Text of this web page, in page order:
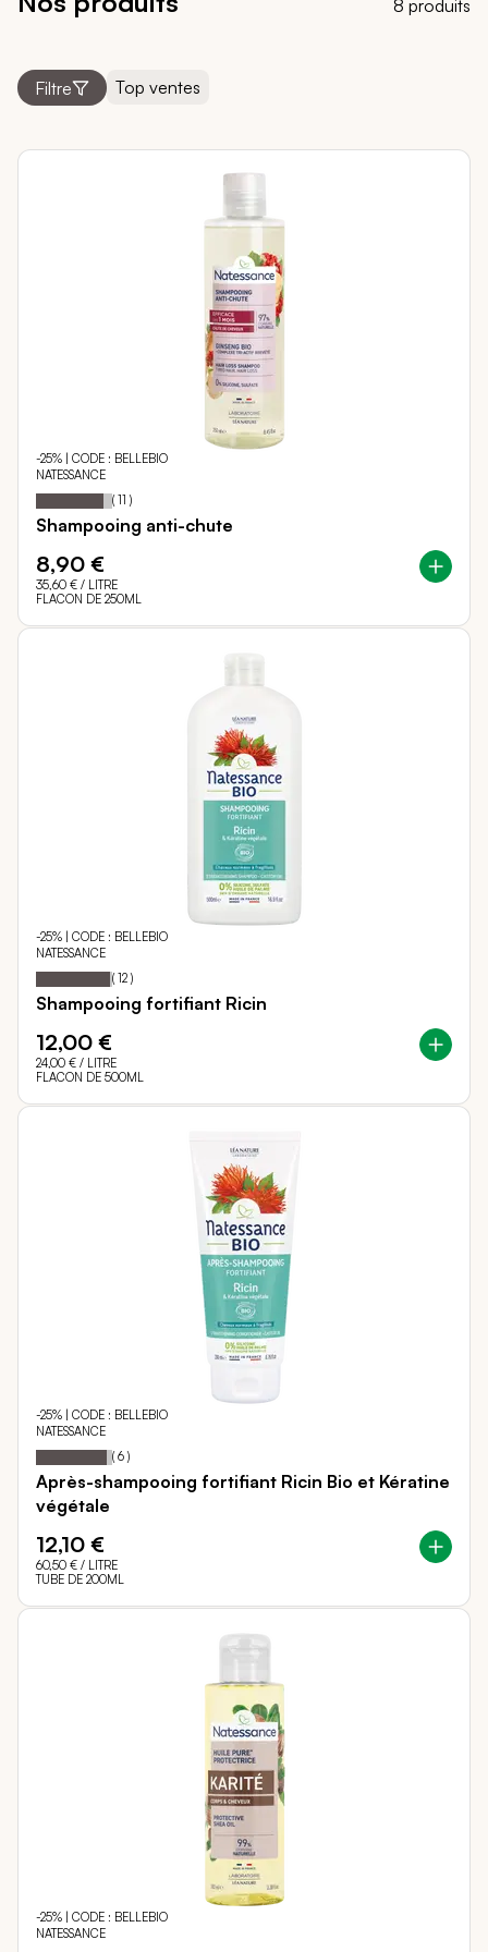
8 produits
Filtre Top ventes
-25% | CODE : BELLEBIO
NATESSANCE
Notation: 89
% of
( 11 )
Shampooing anti-chute
8,90 €
35,60 € / LITRE
FLACON DE 250ML
-25% | CODE : BELLEBIO
NATESSANCE
Notation: 97
% of
( 12 )
Shampooing fortifiant Ricin
12,00 €
24,00 € / LITRE
FLACON DE 500ML
-25% | CODE : BELLEBIO
NATESSANCE
Notation: 93
% of
( 6 )
Après-shampooing fortifiant Ricin Bio et Kératine
végétale
12,10 €
60,50 € / LITRE
TUBE DE 200ML
-25% | CODE : BELLEBIO
NATESSANCE